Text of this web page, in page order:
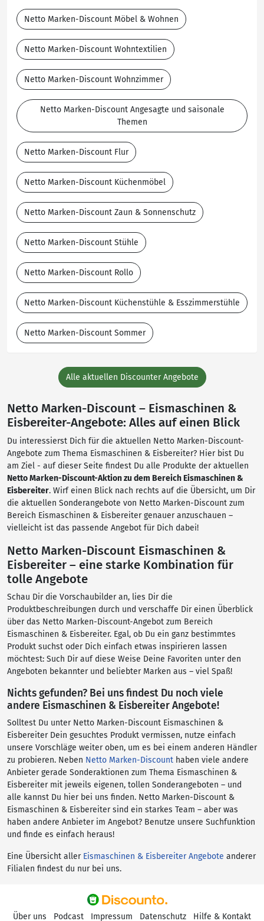
Netto Marken-Discount Möbel & Wohnen
Netto Marken-Discount Wohntextilien
Netto Marken-Discount Wohnzimmer
Netto Marken-Discount Angesagte und saisonale
Themen
Netto Marken-Discount Flur
Netto Marken-Discount Küchenmöbel
Netto Marken-Discount Zaun & Sonnenschutz
Netto Marken-Discount Stühle
Netto Marken-Discount Rollo
Netto Marken-Discount Küchenstühle & Esszimmerstühle
Netto Marken-Discount Sommer
Alle aktuellen Discounter Angebote
Netto Marken-Discount – Eismaschinen &
Eisbereiter-Angebote: Alles auf einen Blick
Du interessierst Dich für die aktuellen Netto Marken-Discount-
Angebote zum Thema Eismaschinen & Eisbereiter? Hier bist Du
am Ziel - auf dieser Seite findest Du alle Produkte der aktuellen
Netto Marken-Discount-Aktion zu dem Bereich Eismaschinen &
Eisbereiter. Wirf einen Blick nach rechts auf die Übersicht, um Dir
die aktuellen Sonderangebote von Netto Marken-Discount zum
Bereich Eismaschinen & Eisbereiter genauer anzuschauen –
vielleicht ist das passende Angebot für Dich dabei!
Netto Marken-Discount Eismaschinen &
Eisbereiter – eine starke Kombination für
tolle Angebote
Schau Dir die Vorschaubilder an, lies Dir die
Produktbeschreibungen durch und verschaffe Dir einen Überblick
über das Netto Marken-Discount-Angebot zum Bereich
Eismaschinen & Eisbereiter. Egal, ob Du ein ganz bestimmtes
Produkt suchst oder Dich einfach etwas inspirieren lassen
möchtest: Such Dir auf diese Weise Deine Favoriten unter den
Angeboten bekannter und beliebter Marken aus – viel Spaß!
Nichts gefunden? Bei uns findest Du noch viele
andere Eismaschinen & Eisbereiter Angebote!
Solltest Du unter Netto Marken-Discount Eismaschinen &
Eisbereiter Dein gesuchtes Produkt vermissen, nutze einfach
unsere Vorschläge weiter oben, um es bei einem anderen Händler
zu probieren. Neben Netto Marken-Discount haben viele andere
Anbieter gerade Sonderaktionen zum Thema Eismaschinen &
Eisbereiter mit jeweils eigenen, tollen Sonderangeboten – und
alle kannst Du hier bei uns finden. Netto Marken-Discount &
Eismaschinen & Eisbereiter sind ein starkes Team – aber was
haben andere Anbieter im Angebot? Benutze unsere Suchfunktion
und finde es einfach heraus!
Eine Übersicht aller Eismaschinen & Eisbereiter Angebote anderer
Filialen findest du nur bei uns.
Über uns Podcast Impressum Datenschutz Hilfe & Kontakt